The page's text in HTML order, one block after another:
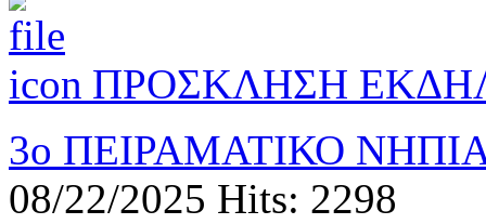
ΠΡΟΣΚΛΗΣΗ
3ο ΠΕΙΡΑΜΑΤΙΚΟ
08/22/2025 Hits: 2298